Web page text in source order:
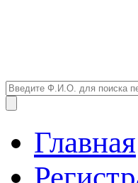
Главная